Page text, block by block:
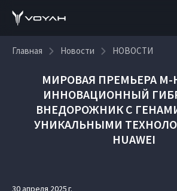
Главная Новости НОВОСТИ
МИРОВАЯ ПРЕМЬЕРА
ИННОВАЦИОННЫЙ
ВНЕДОРОЖНИК С
УНИКАЛЬНЫМИ
HUAWEI
30 апреля 2025 г.